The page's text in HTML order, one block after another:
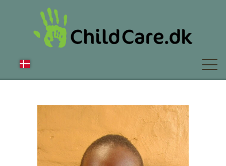
NYT